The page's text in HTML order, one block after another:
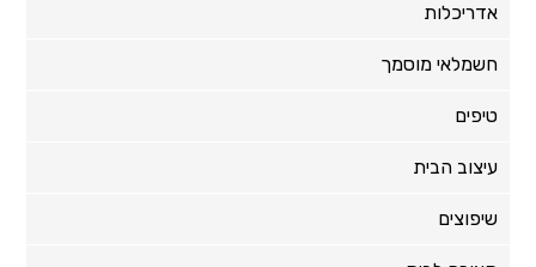
אדריכלות
חשמלאי מוסמך
טיפים
עיצוב הבית
שיפוצים